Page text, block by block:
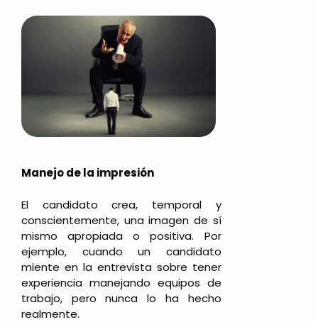
Manejo de la impresión
El candidato crea, temporal y
conscientemente, una imagen de sí
mismo apropiada o positiva. Por
ejemplo, cuando un candidato
miente en la entrevista sobre tener
experiencia manejando equipos de
trabajo, pero nunca lo ha hecho
realmente.